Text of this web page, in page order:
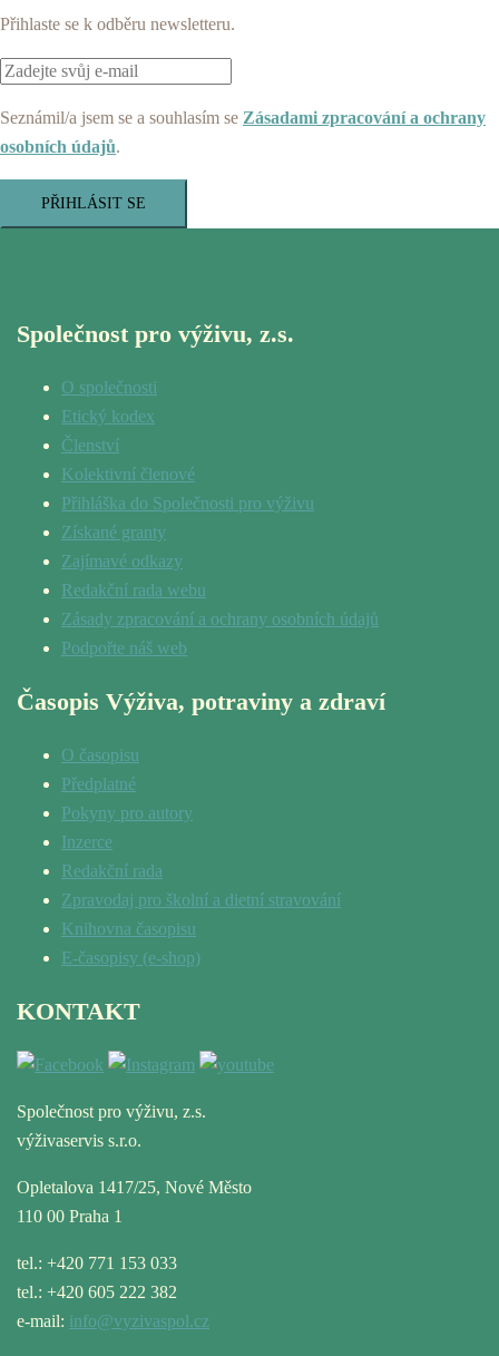
Přihlaste se k odběru newsletteru.
Seznámil/a jsem se a souhlasím se Zásadami zpracování a ochrany
osobních údajů.
PŘIHLÁSIT SE
Společnost pro výživu, z.s.
O společnosti
Etický kodex
Členství
Kolektivní členové
Přihláška do Společnosti pro výživu
Získané granty
Zajímavé odkazy
Redakční rada webu
Zásady zpracování a ochrany osobních údajů
Podpořte náš web
Časopis Výživa, potraviny a zdraví
O časopisu
Předplatné
Pokyny pro autory
Inzerce
Redakční rada
Zpravodaj pro školní a dietní stravování
Knihovna časopisu
E-časopisy (e-shop)
KONTAKT
Společnost pro výživu, z.s.
výživaservis s.r.o.
Opletalova 1417/25, Nové Město
110 00 Praha 1
tel.: +420 771 153 033
tel.: +420 605 222 382
e-mail: info@vyzivaspol.cz